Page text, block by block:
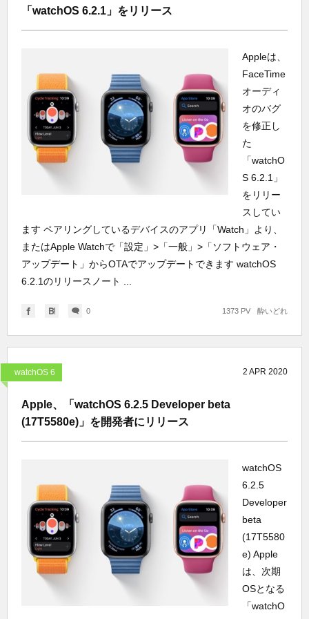
「watchOS 6.2.1」をリリース
Appleは、
FaceTime
オーディ
オのバグ
を修正し
た
「watchO
S 6.2.1」
をリリー
スしてい
ます ペアリングしているデバイスのアプリ「Watch」より、
またはApple Watchで「設定」>「一般」>「ソフトウェア・
アップデート」からOTAでアップデートできます watchOS
6.2.1のリリースノート ...
0 酔いどれ
1373 PV
watchOS 6 2 APR 2020
Apple、「watchOS 6.2.5 Developer beta
(17T5580e)」を開発者にリリース
watchOS
6.2.5
Developer
beta
(17T5580
e) Apple
は、次期
OSとなる
「watchO